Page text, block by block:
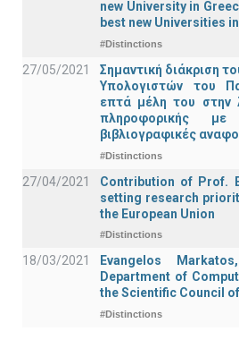
new University in
best new Universities
#Distinctions
27/05/2021
Σημαντική διάκριση
Υπολογιστών του
επτά μέλη του στην
πληροφορικής με
βιβλιογραφικές
#Distinctions
27/04/2021
Contribution of Prof.
setting research
the European Union
#Distinctions
18/03/2021
Evangelos
Department of
the Scientific Council of
#Distinctions